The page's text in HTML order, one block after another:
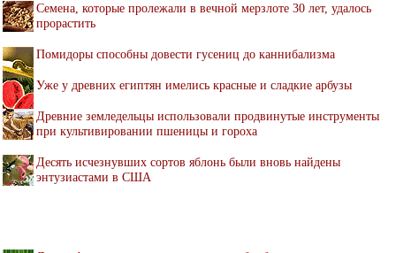
Семена, которые пролежали в вечной мерзлоте 30 лет, удалось
прорастить
Помидоры способны довести гусениц до каннибализма
Уже у древних египтян имелись красные и сладкие арбузы
Древние земледельцы использовали продвинутые инструменты
при культивировании пшеницы и гороха
Десять исчезнувших сортов яблонь были вновь найдены
энтузиастами в США